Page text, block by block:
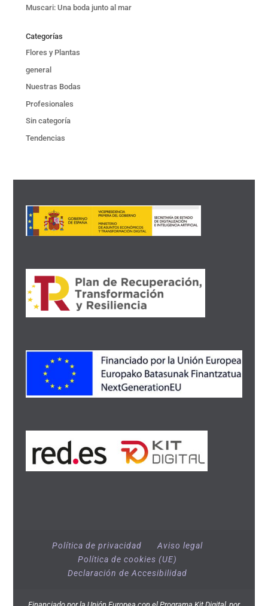
Muscari: Una boda junto al mar
Categorías
Flores y Plantas
general
Nuestras Bodas
Profesionales
Sin categoría
Tendencias
Política de privacidad
Aviso legal
Política de cookies (UE)
Declaración de Accesibilidad